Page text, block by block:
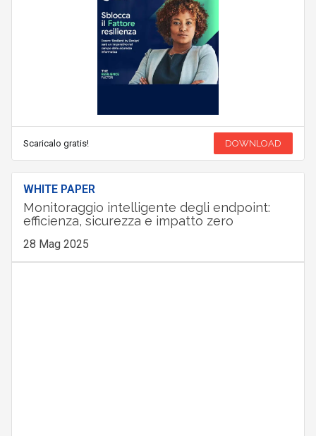
Scaricalo gratis! DOWNLOAD
WHITE PAPER
Monitoraggio intelligente degli endpoint:
efficienza, sicurezza e impatto zero
28 Mag 2025